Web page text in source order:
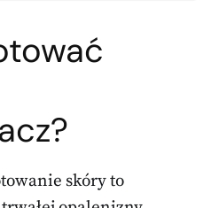
skóry to